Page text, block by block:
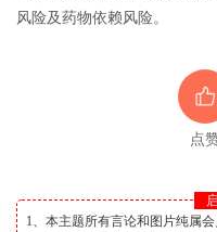
风险及药物依赖风险。
点
1、本主题所有言论和图片纯属